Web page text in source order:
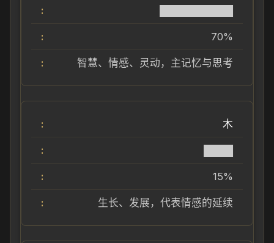
70%
智慧、情感、灵动，主记忆与思考
木
15%
生长、发展，代表情感的延续